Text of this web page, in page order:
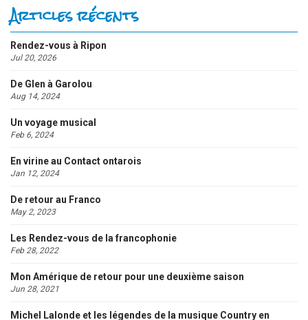
Articles récents
Rendez-vous à Ripon
Jul 20, 2026
De Glen à Garolou
Aug 14, 2024
Un voyage musical
Feb 6, 2024
En virine au Contact ontarois
Jan 12, 2024
De retour au Franco
May 2, 2023
Les Rendez-vous de la francophonie
Feb 28, 2022
Mon Amérique de retour pour une deuxième saison
Jun 28, 2021
Michel Lalonde et les légendes de la musique Country en